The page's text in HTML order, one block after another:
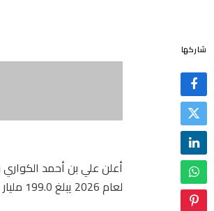
شاركها
أعلن علي بن أحمد الكواري
لعام 2026 يبلغ 199.0 مليار ريال، ما يمثل نموا بنسبة 1.0 في المئة مقارنة بإجمالي إيرادات موازنة عام 2025.